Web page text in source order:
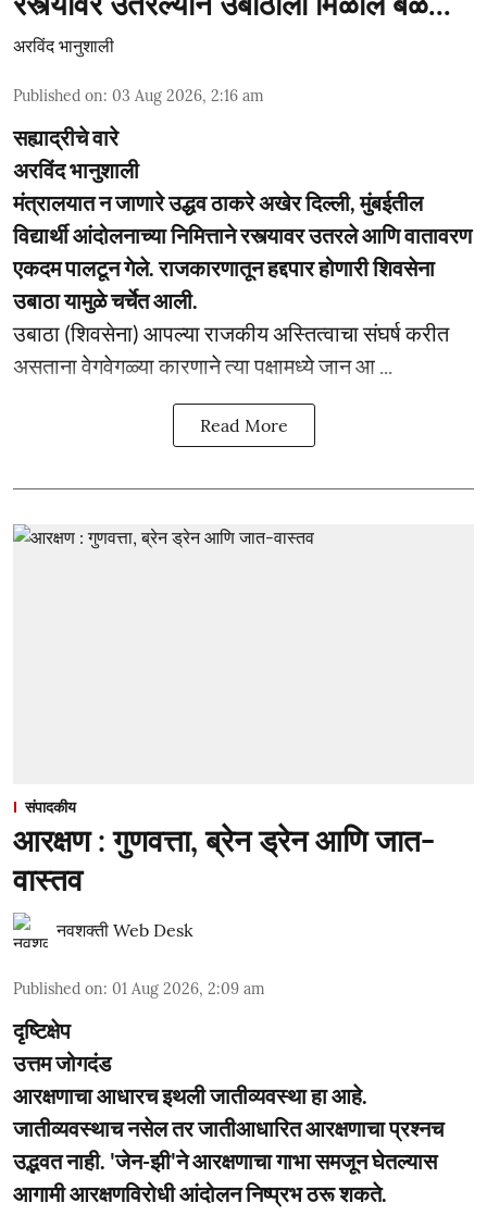
अरविंद भानुशाली
Published on: 03 Aug 2026, 2:16 am
सह्याद्रीचे वारे
अरविंद भानुशाली
मंत्रालयात न जाणारे उद्धव ठाकरे अखेर दिल्ली, मुंबईतील
विद्यार्थी आंदोलनाच्या निमित्ताने रस्त्यावर उतरले आणि वातावरण
एकदम पालटून गेले. राजकारणातून हद्दपार होणारी शिवसेना
उबाठा यामुळे चर्चेत आली.
उबाठा (शिवसेना) आपल्या राजकीय अस्तित्वाचा संघर्ष करीत
असताना वेगवेगळ्या कारणाने त्या पक्षामध्ये जान आ ...
Read More
संपादकीय
आरक्षण : गुणवत्ता, ब्रेन ड्रेन आणि जात-
वास्तव
नवशक्ती Web Desk
Published on: 01 Aug 2026, 2:09 am
दृष्टिक्षेप
उत्तम जोगदंड
आरक्षणाचा आधारच इथली जातीव्यवस्था हा आहे.
जातीव्यवस्थाच नसेल तर जातीआधारित आरक्षणाचा प्रश्नच
उद्भवत नाही. 'जेन-झी'ने आरक्षणाचा गाभा समजून घेतल्यास
आगामी आरक्षणविरोधी आंदोलन निष्प्रभ ठरू शकते.